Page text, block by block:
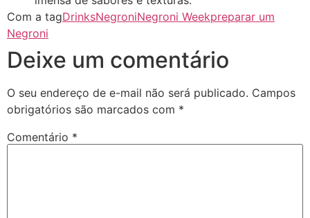
Com a tagDrinksNegroniNegroni Weekpreparar um
Negroni
Deixe um comentário
O seu endereço de e-mail não será publicado. Campos
obrigatórios são marcados com *
Comentário *